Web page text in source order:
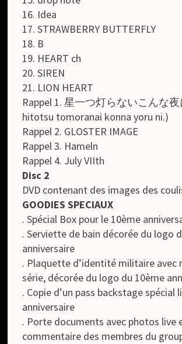
16. Idea
17. STRAWBERRY BUTTERFLY
18. B
19. HEART ch
20. SIREN
21. LION HEART
Rappel 1. 星一つ灯らないこんな
hitotsu tomoranai konna yoru ni.)
Rappel 2. GLOSTER IMAGE
Rappel 3. Hameln
Rappel 4. July VIIth
Disc 2
DVD contenant des images des
GOODIES SPECIAUX
. Spécial Box pour le 10ème
. Serviette de bain décorée du logo
anniversaire
. Plaquette d’identité militaire avec
série, décorée du logo du 10ème
. Copie d’un pass backstage spécial
anniversaire
. Porte documents avec photos live
commentaire des membres du